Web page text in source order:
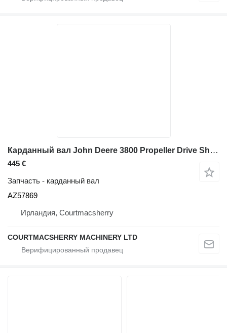
Карданный вал John Deere 3800 Propeller Drive Shaft Az57869 Transmission To Front Axle (s AZ57869 для телескопического фронтального погрузчика
445 €
Запчасть - карданный вал
AZ57869
Ирландия, Courtmacsherry
COURTMACSHERRY MACHINERY LTD